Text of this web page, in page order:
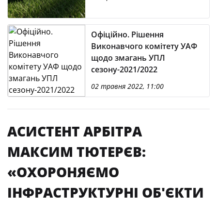
Офіційно. Рішення
Виконавчого комітету УАФ
щодо змагань УПЛ
сезону-2021/2022
02 травня 2022, 11:00
АСИСТЕНТ АРБІТРА
МАКСИМ ТЮТЕРЄВ:
«ОХОРОНЯЄМО
ІНФРАСТРУКТУРНІ ОБ'ЄКТИ